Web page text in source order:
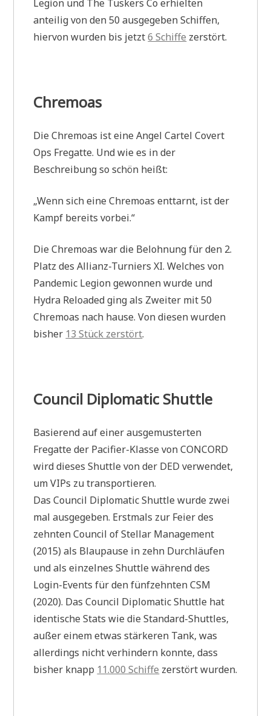
Legion und The Tuskers Co erhielten
anteilig von den 50 ausgegeben Schiffen,
hiervon wurden bis jetzt6 Schiffe zerstört.
Chremoas
Die Chremoas ist eine Angel Cartel Covert
Ops Fregatte. Und wie es in der
Beschreibung so schön heißt:
„Wenn sich eine Chremoas enttarnt, ist der
Kampf bereits vorbei.“
Die Chremoas war die Belohnung für den 2.
Platz des Allianz-Turniers XI. Welches von
Pandemic Legion gewonnen wurde und
Hydra Reloaded ging als Zweiter mit 50
Chremoas nach hause. Von diesen wurden
bisher 13 Stück zerstört.
Council Diplomatic Shuttle
Basierend auf einer ausgemusterten
Fregatte der Pacifier-Klasse von CONCORD
wird dieses Shuttle von der DED verwendet,
um VIPs zu transportieren.
Das Council Diplomatic Shuttle wurde zwei
mal ausgegeben. Erstmals zur Feier des
zehnten Council of Stellar Management
(2015) als Blaupause in zehn Durchläufen
und als einzelnes Shuttle während des
Login-Events für den fünfzehnten CSM
(2020). Das Council Diplomatic Shuttle hat
identische Stats wie die Standard-Shuttles,
außer einem etwas stärkeren Tank, was
allerdings nicht verhindern konnte, dass
bisher knapp 11.000 Schiffe zerstört wurden.